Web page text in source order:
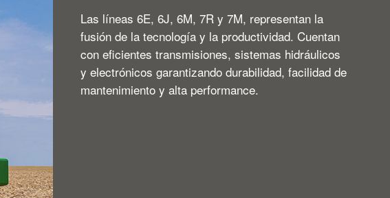
Las líneas 6E, 6J, 6M, 7R y 7M, representan la
fusión de la tecnología y la productividad. Cuentan
con eficientes transmisiones, sistemas hidráulicos
y electrónicos garantizando durabilidad, facilidad de
mantenimiento y alta performance.